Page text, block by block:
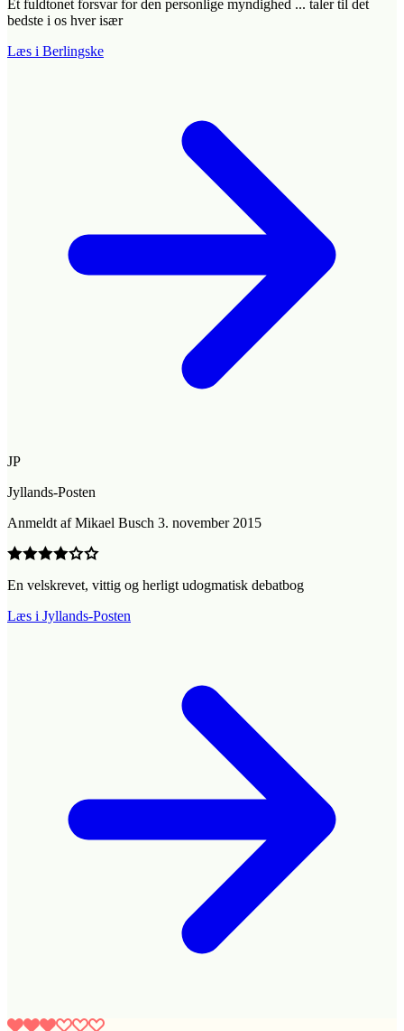
Et fuldtonet forsvar for den personlige myndighed ... taler til det
bedste i os hver især
Læs i Berlingske
JP
Jyllands-Posten
Anmeldt afMikael Busch 3. november 2015
En velskrevet, vittig og herligt udogmatisk debatbog
Læs i Jyllands-Posten